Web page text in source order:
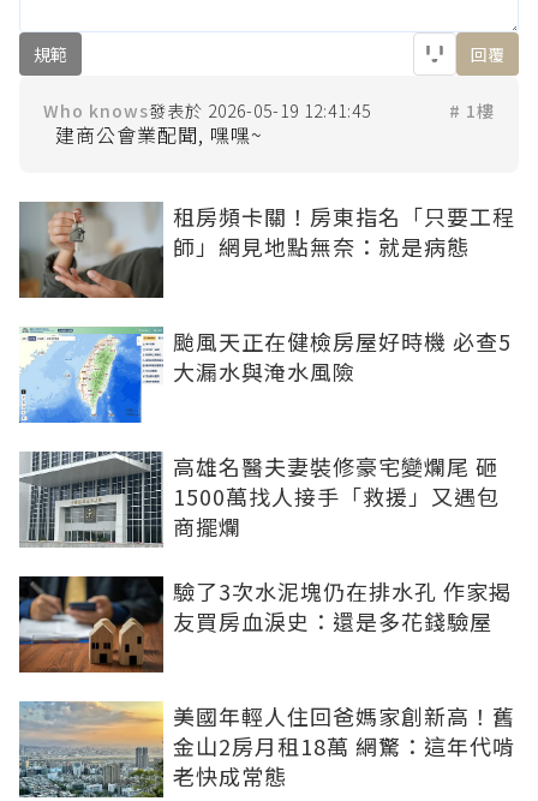
規範 回覆
Who knows 2026-05-19 12:41:45 # 1樓
租房頻卡關！房東指名「只要工程
師」網見地點無奈：就是病態
颱風天正在健檢房屋好時機 必查5
大漏水與淹水風險
高雄名醫夫妻裝修豪宅變爛尾 砸
1500萬找人接手「救援」又遇包
商擺爛
驗了3次水泥塊仍在排水孔 作家揭
友買房血淚史：還是多花錢驗屋
美國年輕人住回爸媽家創新高！舊
金山2房月租18萬 網驚：這年代啃
老快成常態